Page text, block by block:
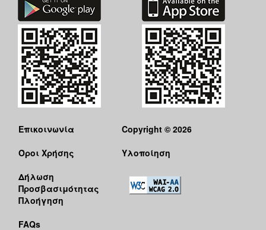
Επικοινωνία
Όροι Χρήσης
Δήλωση
Προσβασιμότητας
Πλοήγηση
FAQs
Copyright © 2026
Υλοποίηση